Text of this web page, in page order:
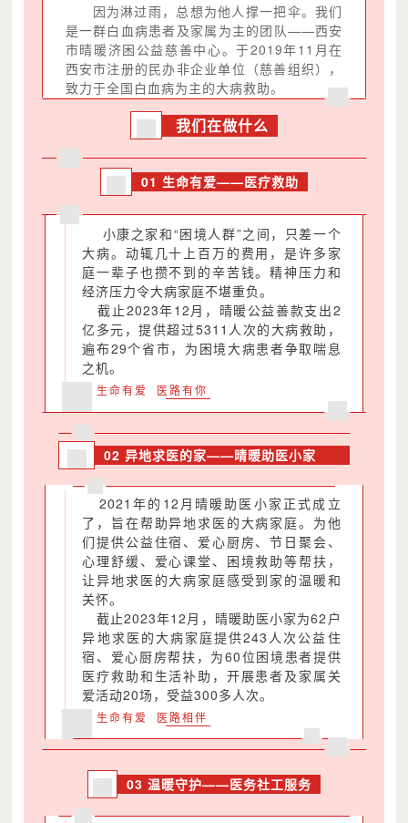
因为淋过雨，总想为他人撑一把伞。我们
是一群白血病患者及家属为主的团队——西安
市晴暖济困公益慈善中心。于2019年11月在
西安市注册的民办非企业单位（慈善组织），
致力于全国白血病为主的大病救助。
我们在做什么
01 生命有爱——医疗救助
小康之家和“困境人群”之间，只差一个
大病。动辄几十上百万的费用，是许多家
庭一辈子也攒不到的辛苦钱。精神压力和
经济压力令大病家庭不堪重负。
截止2023年12月，晴暖公益善款支出2
亿多元，提供超过5311人次的大病救助，
遍布29个省市，为困境大病患者争取喘息
之机。
生命有爱 医路有你
02异地求医的家——晴暖助医小家
2021年的12月晴暖助医小家正式成立
了，旨在帮助异地求医的大病家庭。为他
们提供公益住宿、爱心厨房、节日聚会、
心理舒缓、爱心课堂、困境救助等帮扶，
让异地求医的大病家庭感受到家的温暖和
关怀。
截止2023年12月，晴暖助医小家为62户
异地求医的大病家庭提供243人次公益住
宿、爱心厨房帮扶，为60位困境患者提供
医疗救助和生活补助，开展患者及家属关
爱活动20场，受益300多人次。
生命有爱 医路相伴
03 温暖守护——医务社工服务